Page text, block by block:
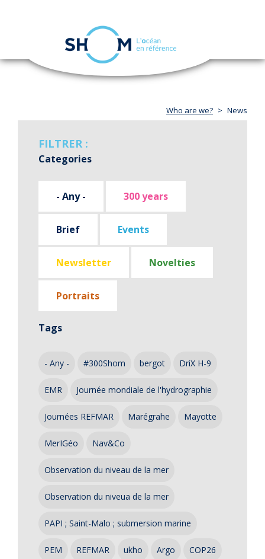
Skip
navigation
Who are we? News
FILTRER :
Categories
- Any - 300 years
Brief Events
Newsletter Novelties
Portraits
Tags
- Any - #300Shom bergot DriX H-9
EMR Journée mondiale de l'hydrographie
Journées REFMAR Marégrahe Mayotte
MerIGéo Nav&Co
Observation du niveau de la mer
Observation du niveua de la mer
PAPI ; Saint-Malo ; submersion marine
PEM REFMAR ukho Argo COP26